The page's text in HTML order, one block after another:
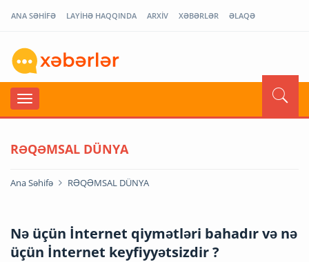
ANA SƏHİFƏ LAYİHƏ HAQQINDA ARXİV XƏBƏRLƏR ƏLAQƏ
RƏQƏMSAL DÜNYA
Ana Səhifə RƏQƏMSAL DÜNYA
Nə üçün İnternet qiymətləri bahadır və nə
üçün İnternet keyfiyyətsizdir ?